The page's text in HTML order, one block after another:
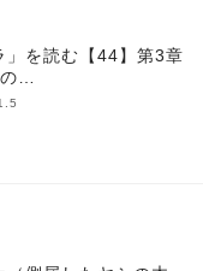
」を読む【44】第3章
の…